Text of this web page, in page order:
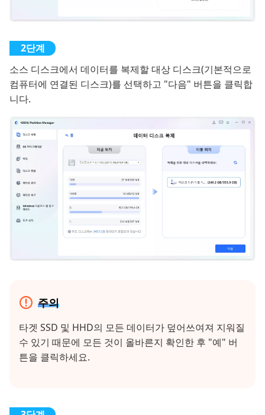
소스 디스크에서 데이터를 복제할 대상 디스크(기본적으로
컴퓨터에 연결된 디스크)를 선택하고 "다음" 버튼을 클릭합
니다.
주의
타겟 SSD 및 HHD의 모든 데이터가 덮어쓰여져 지워질
수 있기 때문에 모든 것이 올바른지 확인한 후 "예" 버
튼을 클릭하세요.